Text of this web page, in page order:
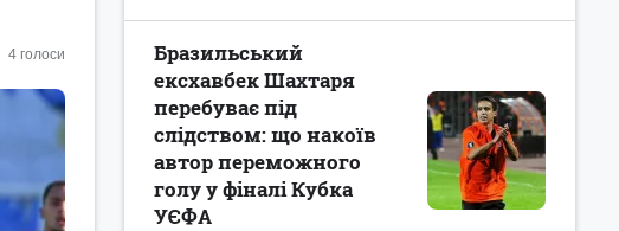
4 голоси
Бразильський
ексхавбек Шахтаря
перебуває під
слідством: що накоїв
автор переможного
голу у фіналі Кубка
УЄФА